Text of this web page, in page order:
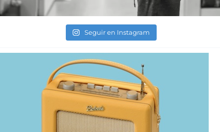
Seguir en Instagram